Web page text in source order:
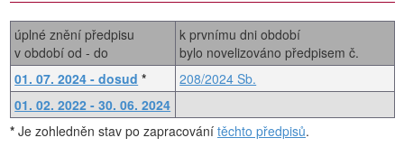
úplné znění předpisu
v období od - do
k prvnímu dni období
bylo novelizováno předpisem č.
01. 07. 2024 - dosud *
208/2024 Sb.
01. 02. 2022 - 30. 06. 2024
* Je zohledněn stav po zapracování těchto předpisů.